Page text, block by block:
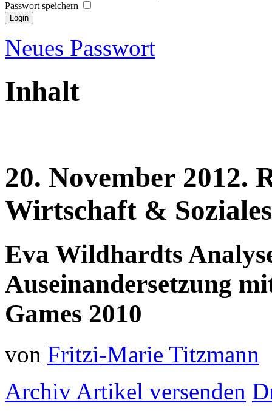
Passwort speichern
Neues Passwort
Inhalt
20. November 2012.
Wirtschaft &
Eva Wildhardts
Auseinandersetzung
Games 2010
von Fritzi-Marie Titzmann
Archiv Artikel versenden